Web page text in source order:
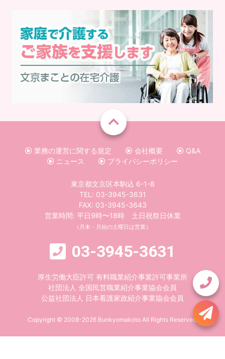
業務の運営に関する規定 会社概要
Q&A
ニュース
プライバシーポリシー
東京都文京区本駒込 6-1-8
TEL: 03-3945-3631
FAX: 03-3945-3643
営業時間: 平日9時〜18時 土日祝祭日休業
（月末・月始の土曜日は営業）
03-3945-3631
厚生労働大臣許可 有料職業紹介事業許可事業所
社団法人 全国民営職業紹介事業協会会員
公益社団法人 日本看護家政紹介事業協会会員
Copyright © 2008-2026 Bunkyomakoto All Rights Reserved.